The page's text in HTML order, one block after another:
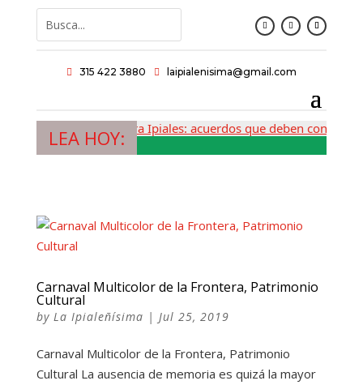
 315 422 3880  laipialenisima@gmail.com
LEA HOY:La Tercera Ipiales: acuerdos que deben
Carnaval Multicolor de la Frontera, Patrimonio
Cultural
by La Ipialeñísima | Jul 25, 2019
Carnaval Multicolor de la Frontera, Patrimonio
Cultural La ausencia de memoria es quizá la mayor